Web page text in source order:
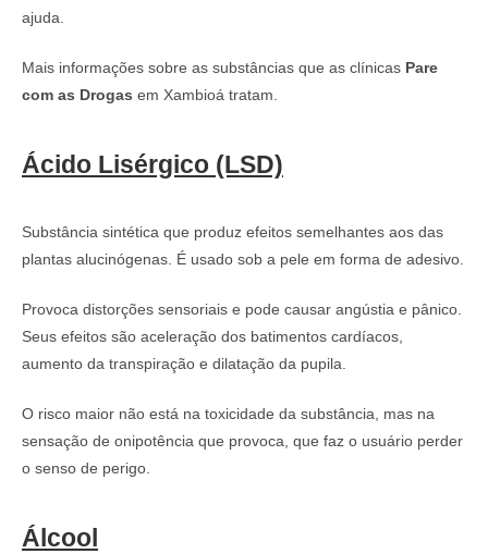
ajuda.
Mais informações sobre as substâncias que as clínicas Pare
com as Drogas em Xambioá tratam.
Ácido Lisérgico (LSD)
Substância sintética que produz efeitos semelhantes aos das
plantas alucinógenas. É usado sob a pele em forma de adesivo.
Provoca distorções sensoriais e pode causar angústia e pânico.
Seus efeitos são aceleração dos batimentos cardíacos,
aumento da transpiração e dilatação da pupila.
O risco maior não está na toxicidade da substância, mas na
sensação de onipotência que provoca, que faz o usuário perder
o senso de perigo.
Álcool